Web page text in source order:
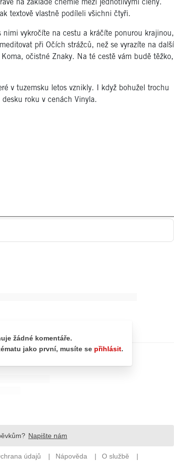
na základě chemie mezi jednotlivými členy.
textově vlastně podíleli všichni čtyři.
vykročíte na cestu a kráčíte ponurou krajinou,
při Očích strážců, než se vyrazíte na další
očistné Znaky. Na té cestě vám budě těžko,
v tuzemsku letos vznikly. I když bohužel trochu
roku v cenách Vinyla.